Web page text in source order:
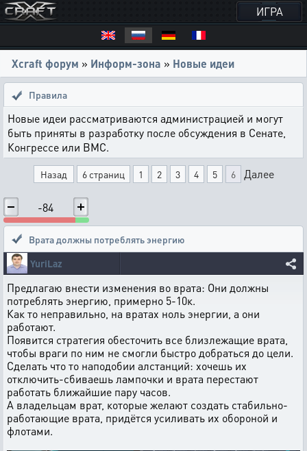
ИГРА
Xcraft форум » Информ-зона » Новые идеи
Правила
Новые идеи рассматриваются администрацией и могут
быть приняты в разработку после обсуждения в Сенате,
Конгрессе или ВМС.
Назад 6 страниц 1 2 3 4 5 6 Далее
-84
Врата должны потреблять энергию
YuriLaz
Предлагаю внести изменения во врата: Они должны
потреблять энергию, примерно 5-10к.
Как то неправильно, на вратах ноль энергии, а они
работают.
Появится стратегия обесточить все близлежащие врата,
чтобы враги по ним не смогли быстро добраться до цели.
Сделать что то наподобии алстанций: хочешь их
отключить-сбиваешь лампочки и врата перестают
работать ближайшие пару часов.
А владельцам врат, которые желают создать стабильно-
работающие врата, придётся усиливать их обороной и
флотами.